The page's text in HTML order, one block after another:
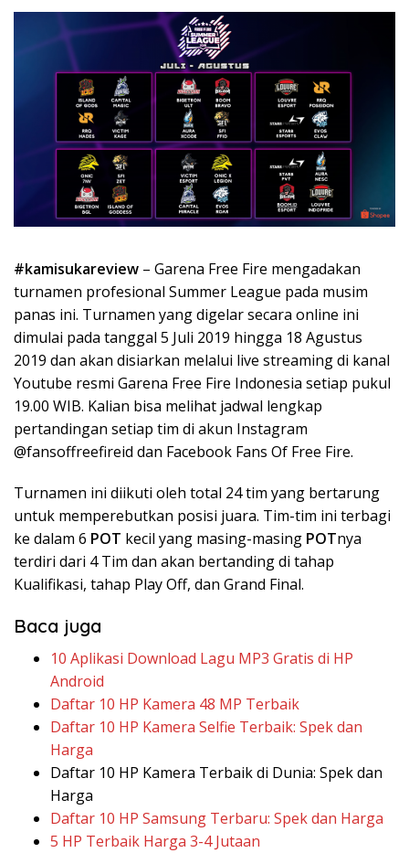
#kamisukareview – Garena Free Fire mengadakan
turnamen profesional Summer League pada musim
panas ini. Turnamen yang digelar secara online ini
dimulai pada tanggal 5 Juli 2019 hingga 18 Agustus
2019 dan akan disiarkan melalui live streaming di kanal
Youtube resmi Garena Free Fire Indonesia setiap pukul
19.00 WIB. Kalian bisa melihat jadwal lengkap
pertandingan setiap tim di akun Instagram
@fansoffreefireid dan Facebook Fans Of Free Fire.
Turnamen ini diikuti oleh total 24 tim yang bertarung
untuk memperebutkan posisi juara. Tim-tim ini terbagi
ke dalam 6 POT kecil yang masing-masing POTnya
terdiri dari 4 Tim dan akan bertanding di tahap
Kualifikasi, tahap Play Off, dan Grand Final.
Baca juga
10 Aplikasi Download Lagu MP3 Gratis di HP
Android
Daftar 10 HP Kamera 48 MP Terbaik
Daftar 10 HP Kamera Selfie Terbaik: Spek dan
Harga
Daftar 10 HP Kamera Terbaik di Dunia: Spek dan
Harga
Daftar 10 HP Samsung Terbaru: Spek dan Harga
5 HP Terbaik Harga 3-4 Jutaan